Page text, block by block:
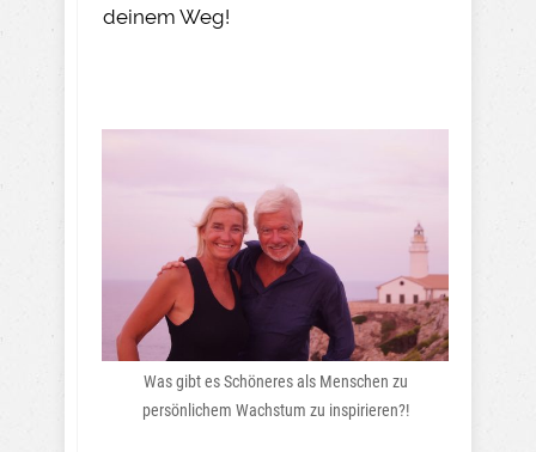
deinem Weg!
Was gibt es Schöneres als Menschen zu
persönlichem Wachstum zu inspirieren?!